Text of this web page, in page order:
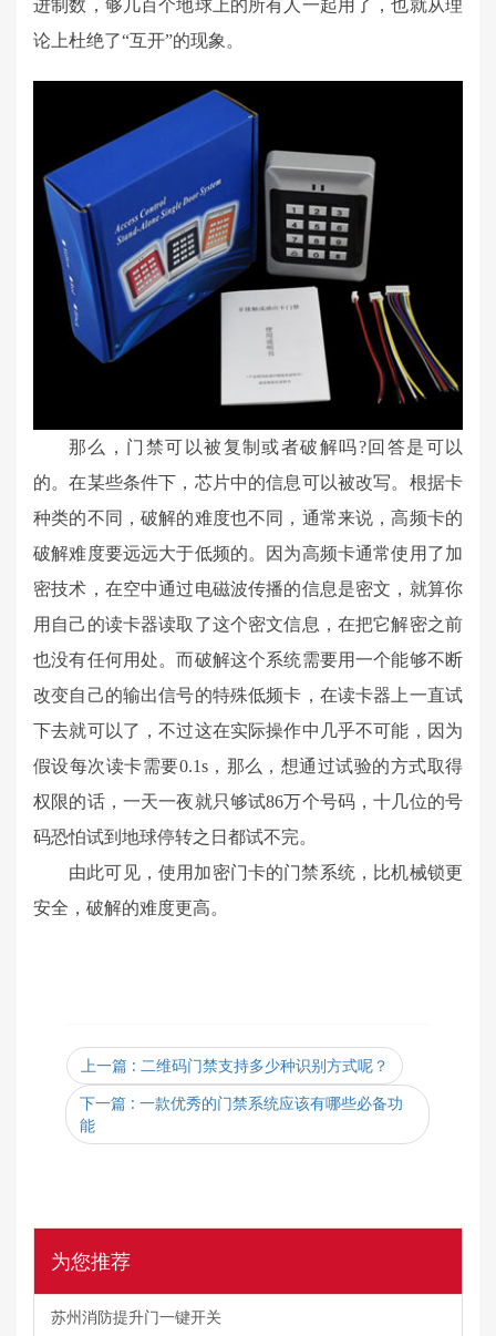
进制数，够几百个地球上的所有人一起用了，也就从理
论上杜绝了“互开”的现象。
那么，门禁可以被复制或者破解吗?回答是可以
的。在某些条件下，芯片中的信息可以被改写。根据卡
种类的不同，破解的难度也不同，通常来说，高频卡的
破解难度要远远大于低频的。因为高频卡通常使用了加
密技术，在空中通过电磁波传播的信息是密文，就算你
用自己的读卡器读取了这个密文信息，在把它解密之前
也没有任何用处。而破解这个系统需要用一个能够不断
改变自己的输出信号的特殊低频卡，在读卡器上一直试
下去就可以了，不过这在实际操作中几乎不可能，因为
假设每次读卡需要0.1s，那么，想通过试验的方式取得
权限的话，一天一夜就只够试86万个号码，十几位的号
码恐怕试到地球停转之日都试不完。
由此可见，使用加密门卡的门禁系统，比机械锁更
安全，破解的难度更高。
上一篇 : 二维码门禁支持多少种识别方式呢？
下一篇 : 一款优秀的门禁系统应该有哪些必备功
能
为您推荐
苏州消防提升门一键开关